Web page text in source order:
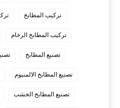
تركيب المطابخ
تركيب المطابخ الرخام
تصنيع المطابخ
تصنيع المطابخ الالمنيوم
تصنيع المطابخ الخشب